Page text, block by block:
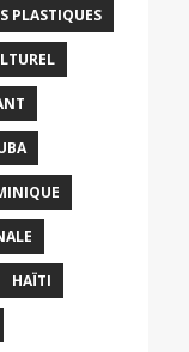
PLASTIQUES
HAÏTI